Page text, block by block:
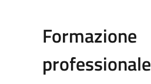
Formazione
professionale